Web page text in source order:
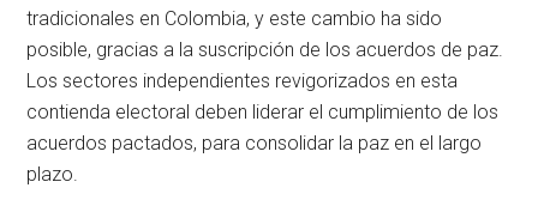
tradicionales en Colombia, y este cambio ha sido
posible, gracias a la suscripción de los acuerdos de paz.
Los sectores independientes revigorizados en esta
contienda electoral deben liderar el cumplimiento de los
acuerdos pactados, para consolidar la paz en el largo
plazo.